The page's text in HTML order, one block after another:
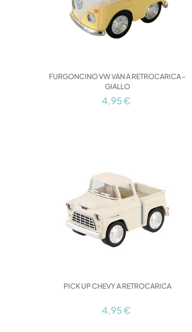
FURGONCINO VW VAN A RETROCARICA -
GIALLO
4,95 €
PICK UP CHEVY A RETROCARICA
4,95 €